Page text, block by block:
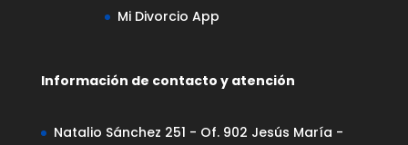
Mi Divorcio App
Información de contacto y atención
Natalio Sánchez 251 - Of. 902 Jesús María -